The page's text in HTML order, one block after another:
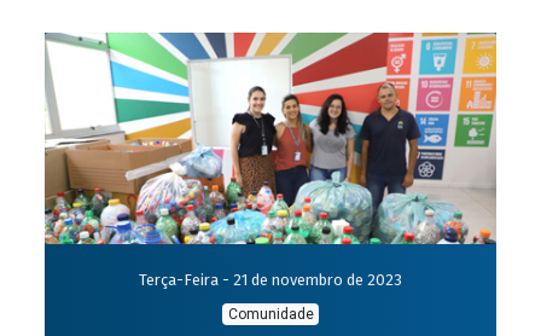
Terça-Feira - 21 de novembro de 2023
Comunidade